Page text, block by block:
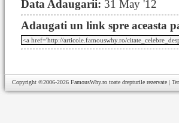
Data Adaugarii: 31 May '12
Adaugati un link spre aceasta
Copyright ©2006-2026 FamousWhy.ro toate drepturile rezervate |